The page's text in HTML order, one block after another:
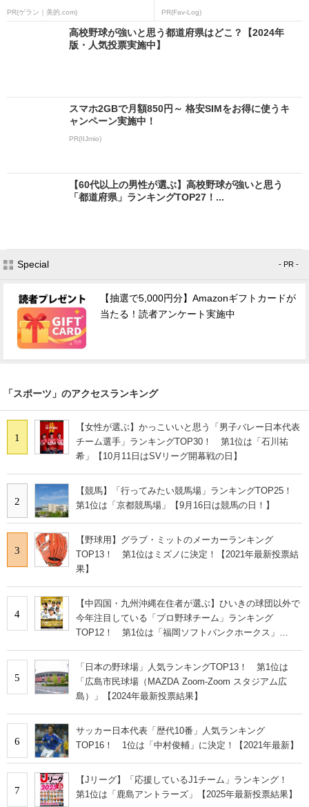
PR(ゲラン｜美的.com) PR(Fav-Log)
高校野球が強いと思う都道府県はどこ？【2024年
版・人気投票実施中】
スマホ2GBで月額850円～ 格安SIMをお得に使うキ
ャンペーン実施中！
PR(IIJmio)
【60代以上の男性が選ぶ】高校野球が強いと思う
「都道府県」ランキングTOP27！...
Special - PR -
【抽選で5,000円分】Amazonギフトカードが
当たる！読者アンケート実施中
「スポーツ」のアクセスランキング
1
【女性が選ぶ】かっこいいと思う「男子バレー日本代表
チーム選手」ランキングTOP30！ 第1位は「石川祐
希」【10月11日はSVリーグ開幕戦の日】
2
【競馬】「行ってみたい競馬場」ランキングTOP25！
第1位は「京都競馬場」【9月16日は競馬の日！】
3
【野球用】グラブ・ミットのメーカーランキング
TOP13！ 第1位はミズノに決定！【2021年最新投票結
果】
4
【中四国・九州沖縄在住者が選ぶ】ひいきの球団以外で
今年注目している「プロ野球チーム」ランキング
TOP12！ 第1位は「福岡ソフトバンクホークス」
5
「日本の野球場」人気ランキングTOP13！ 第1位は
「広島市民球場（MAZDA Zoom‐Zoom スタジアム広
島）」【2024年最新投票結果】
6
サッカー日本代表「歴代10番」人気ランキング
TOP16！ 1位は「中村俊輔」に決定！【2021年最新】
7
【Jリーグ】「応援しているJ1チーム」ランキング！
第1位は「鹿島アントラーズ」【2025年最新投票結果】